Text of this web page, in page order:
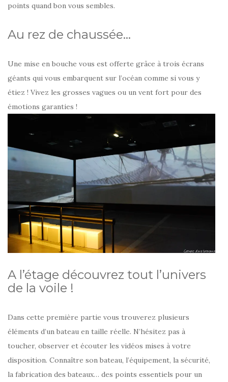
points quand bon vous sembles.
Au rez de chaussée…
Une mise en bouche vous est offerte grâce à trois écrans
géants qui vous embarquent sur l’océan comme si vous y
étiez ! Vivez les grosses vagues ou un vent fort pour des
émotions garanties !
A l’étage découvrez tout l’univers
de la voile !
Dans cette première partie vous trouverez plusieurs
éléments d’un bateau en taille réelle. N’hésitez pas à
toucher, observer et écouter les vidéos mises à votre
disposition. Connaître son bateau, l’équipement, la sécurité,
la fabrication des bateaux… des points essentiels pour un